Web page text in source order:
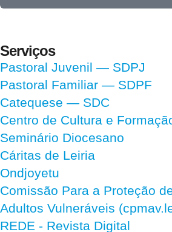
Serviços
Pastoral Juvenil — SDPJ
Pastoral Familiar — SDPF
Catequese — SDC
Centro de Cultura e
Seminário Diocesano
Cáritas de Leiria
Ondjoyetu
Comissão Para a Proteção
Adultos Vulneráveis
REDE - Revista Digital